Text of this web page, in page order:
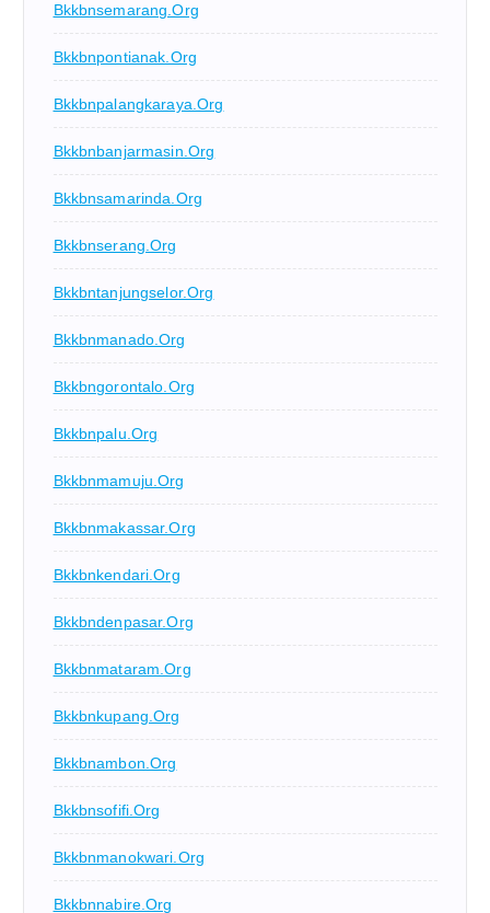
Bkkbnsemarang.org
Bkkbnpontianak.org
Bkkbnpalangkaraya.org
Bkkbnbanjarmasin.org
Bkkbnsamarinda.org
Bkkbnserang.org
Bkkbntanjungselor.org
Bkkbnmanado.org
Bkkbngorontalo.org
Bkkbnpalu.org
Bkkbnmamuju.org
Bkkbnmakassar.org
Bkkbnkendari.org
Bkkbndenpasar.org
Bkkbnmataram.org
Bkkbnkupang.org
Bkkbnambon.org
Bkkbnsofifi.org
Bkkbnmanokwari.org
Bkkbnnabire.org